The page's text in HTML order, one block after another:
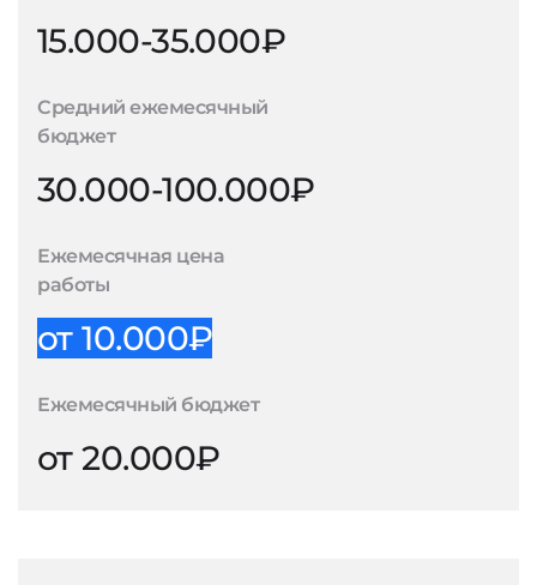
15.000-35.000₽
Средний ежемесячный
бюджет
30.000-100.000₽
Ежемесячная цена
работы
от 10.000₽
Ежемесячный бюджет
от 20.000₽